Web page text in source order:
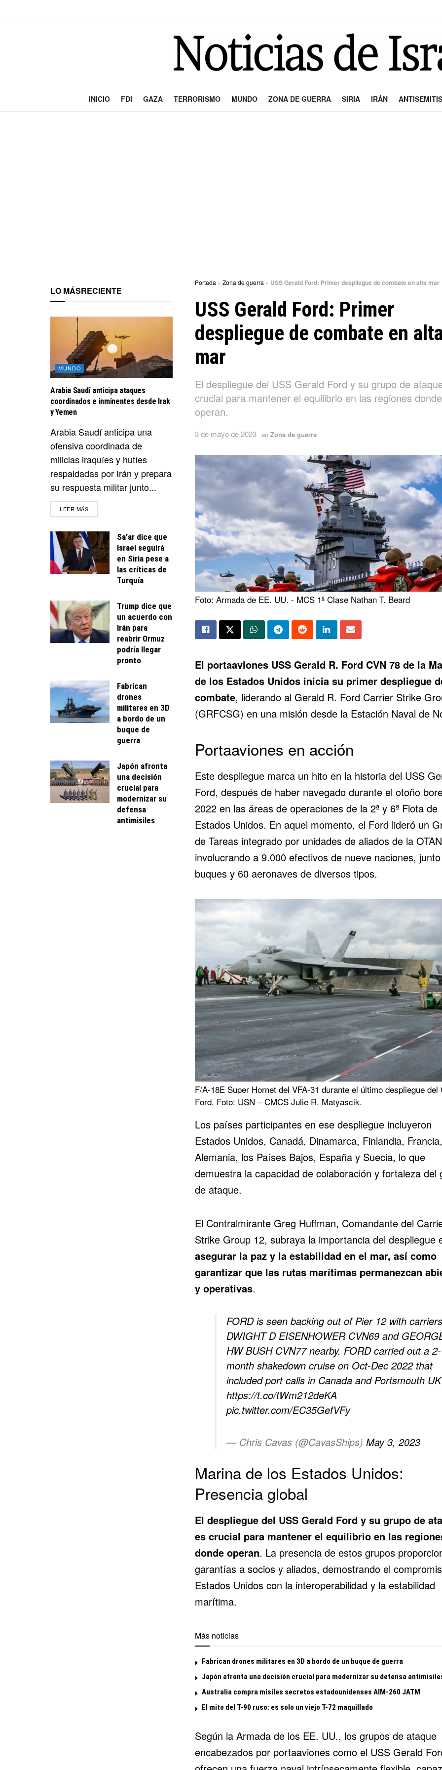
INICIO FDI GAZA TERRORISMO MUNDO ZONA DE GUERRA SIRIA IRÁN
Portada » Zona de guerra » USS Gerald Ford: Primer despliegue de combate en alta mar
USS Gerald Ford: Primer
despliegue de combate en
mar
El despliegue del USS Gerald Ford y su grupo de
crucial para mantener el equilibrio en las regiones donde
operan.
3 de mayo de 2023 en Zona de guerra
Foto: Armada de EE. UU. - MCS 1ª Clase Nathan T. Beard
El portaaviones USS Gerald R. Ford CVN 78 de la
de los Estados Unidosinicia su primer despliegue
combate, liderando al Gerald R. Ford Carrier Strike
(GRFCSG) en una misión desde la Estación Naval de
Portaaviones en acción
Este despliegue marca un hito en la historia del USS
Ford, después de haber navegado durante el otoño
2022 en las áreas de operaciones de la 2ª y 6ª Flota de
Estados Unidos. En aquel momento, el Ford lideró un
de Tareas integrado por unidades de aliados de la OTAN
involucrando a 9.000 efectivos de nueve naciones,
buques y 60 aeronaves de diversos tipos.
F/A-18E Super Hornet del VFA-31 durante el último despliegue del
Ford. Foto: USN – CMCS Julie R. Matyascik.
Los países participantes en ese despliegue incluyeron
Estados Unidos, Canadá, Dinamarca, Finlandia, Francia,
Alemania, los Países Bajos, España y Suecia, lo que
demuestra la capacidad de colaboración y fortaleza del
de ataque.
El Contralmirante Greg Huffman, Comandante del
Strike Group 12, subraya la importancia del despliegue
asegurar la paz y la estabilidad en el mar, así como
garantizar que las rutas marítimas permanezcan
y operativas.
FORD is seen backing out of Pier 12 with carriers
DWIGHT D EISENHOWER CVN69 and
HW BUSH CVN77 nearby. FORD carried out a 2-
month shakedown cruise on Oct-Dec 2022 that
included port calls in Canada and Portsmouth UK
https://t.co/tWm212deKA
pic.twitter.com/EC35GefVFy
— Chris Cavas (@CavasShips) May 3, 2023
Marina de los Estados Unidos:
Presencia global
El despliegue del USS Gerald Ford y su grupo de
es crucial para mantener el equilibrio en las
donde operan. La presencia de estos grupos
garantías a socios y aliados, demostrando el
Estados Unidos con la interoperabilidad y la estabilidad
marítima.
Más noticias
Fabrican drones militares en 3D a bordo de un buque de guerra
Japón afronta una decisión crucial para modernizar su defensa
Australia compra misiles secretos estadounidenses AIM-260 JATM
El mito del T-90 ruso: es solo un viejo T-72 maquillado
Según la Armada de los EE. UU., los grupos de ataque
encabezados por portaaviones como el USS Gerald
LO MÁSRECIENTE
MUNDO
Arabia Saudí anticipa ataques
coordinados e inminentes desde Irak
y Yemen
Arabia Saudí anticipa una
ofensiva coordinada de
milicias iraquíes y hutíes
respaldadas por Irán y prepara
su respuesta militar junto...
LEER MÁSDETAILS
Sa’ar dice que
Israel seguirá
en Siria pese a
las críticas de
Turquía
Trump dice que
un acuerdo con
Irán para
reabrir Ormuz
podría llegar
pronto
Fabrican
drones
militares en 3D
a bordo de un
buque de
guerra
Japón afronta
una decisión
crucial para
modernizar su
defensa
antimisiles